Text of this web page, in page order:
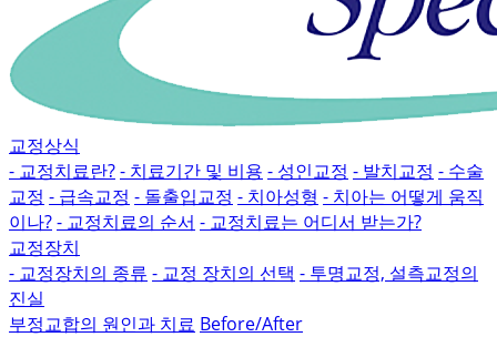
교정상식
- 교정치료란?- 치료기간 및 비용 - 성인교정 - 발치교정 - 수술
교정 - 급속교정 - 돌출입교정 - 치아성형 - 치아는 어떻게 움직
이나?- 교정치료의 순서 - 교정치료는 어디서 받는가?
교정장치
- 교정장치의 종류 - 교정 장치의 선택 - 투명교정, 설측교정의
진실
부정교합의 원인과 치료 Before/After